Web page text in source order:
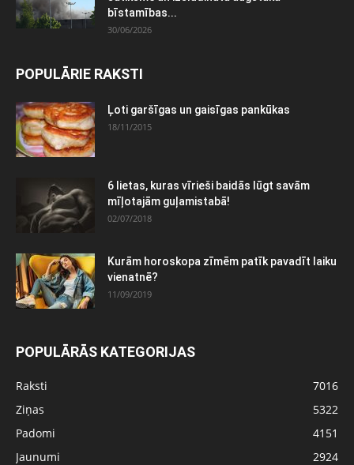
bīstamības...
30/06/2026
POPULĀRIE RAKSTI
Ļoti garšīgas un gaisīgas pankūkas
18/11/2015
6 lietas, kuras vīrieši baidās lūgt savām
mīļotajām guļamistabā!
02/07/2018
Kurām horoskopa zīmēm patīk pavadīt laiku
vienatnē?
11/09/2019
POPULĀRĀS KATEGORIJAS
Raksti
7016
Ziņas
5322
Padomi
4151
Jaunumi
2924